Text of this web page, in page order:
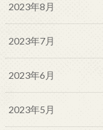
2023年8月
2023年7月
2023年6月
2023年5月